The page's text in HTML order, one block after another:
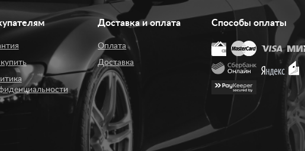
Доставка и оплата
Оплата
Доставка
Способы оплаты